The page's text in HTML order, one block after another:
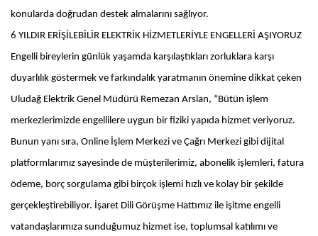
konularda doğrudan destek almalarını sağlıyor.
6 YILDIR ERİŞİLEBİLİR ELEKTRİK HİZMETLERİYLE ENGELLERİ AŞIYORUZ
Engelli bireylerin günlük yaşamda karşılaştıkları zorluklara karşı
duyarlılık göstermek ve farkındalık yaratmanın önemine dikkat çeken
Uludağ Elektrik Genel Müdürü Remezan Arslan, “Bütün işlem
merkezlerimizde engellilere uygun bir fiziki yapıda hizmet veriyoruz.
Bunun yanı sıra, Online İşlem Merkezi ve Çağrı Merkezi gibi dijital
platformlarımız sayesinde de müşterilerimiz, abonelik işlemleri, fatura
ödeme, borç sorgulama gibi birçok işlemi hızlı ve kolay bir şekilde
gerçekleştirebiliyor. İşaret Dili Görüşme Hattımız ile işitme engelli
vatandaşlarımıza sunduğumuz hizmet ise, toplumsal katılımı ve